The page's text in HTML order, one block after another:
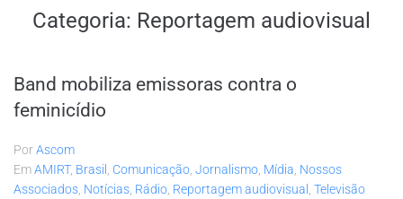
Categoria: Reportagem audiovisual
Band mobiliza emissoras contra o
feminicídio
PorAscom
EmAMIRT, Brasil Comunicação Jornalismo Mídia Nossos
Associados Notícias Rádio Reportagem audiovisual
Televisão